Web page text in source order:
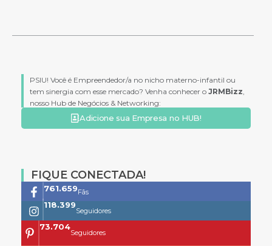
PSIU! Você é Empreendedor/a no nicho materno-infantil ou
tem sinergia com esse mercado? Venha conhecer o JRMBizz
nosso Hub de Negócios & Networking:
Adicione sua Empresa no HUB!
FIQUE CONECTADA!
761.659Fãs
118.399
Seguidores
73.704
Seguidores